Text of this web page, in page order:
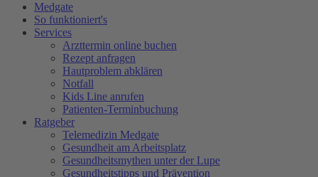
Medgate
So funktioniert's
Services
Arzttermin online buchen
Rezept anfragen
Hautproblem abklären
Notfall
Kids Line anrufen
Patienten-Terminbuchung
Ratgeber
Telemedizin Medgate
Gesundheit am Arbeitsplatz
Gesundheitsmythen unter der Lupe
Gesundheitstipps und Prävention